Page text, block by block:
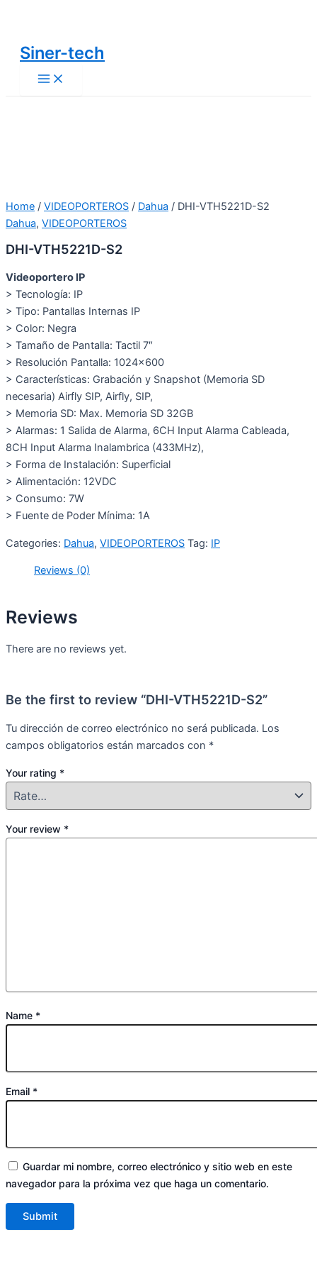
Siner-tech
Home / VIDEOPORTEROS / Dahua / DHI-VTH5221D-S2
Dahua, VIDEOPORTEROS
DHI-VTH5221D-S2
Videoportero IP
> Tecnología: IP
> Tipo: Pantallas Internas IP
> Color: Negra
> Tamaño de Pantalla: Tactil 7″
> Resolución Pantalla: 1024×600
> Características: Grabación y Snapshot (Memoria SD
necesaria) Airfly SIP, Airfly, SIP,
> Memoria SD: Max. Memoria SD 32GB
> Alarmas: 1 Salida de Alarma, 6CH Input Alarma Cableada,
8CH Input Alarma Inalambrica (433MHz),
> Forma de Instalación: Superficial
> Alimentación: 12VDC
> Consumo: 7W
> Fuente de Poder Mínima: 1A
Categories: Dahua, VIDEOPORTEROS Tag: IP
Reviews (0)
Reviews
There are no reviews yet.
Be the first to review “DHI-VTH5221D-S2”
Tu dirección de correo electrónico no será publicada. Los
campos obligatorios están marcados con *
Your rating *
Your review *
Name *
Email *
Guardar mi nombre, correo electrónico y sitio web en este
navegador para la próxima vez que haga un comentario.